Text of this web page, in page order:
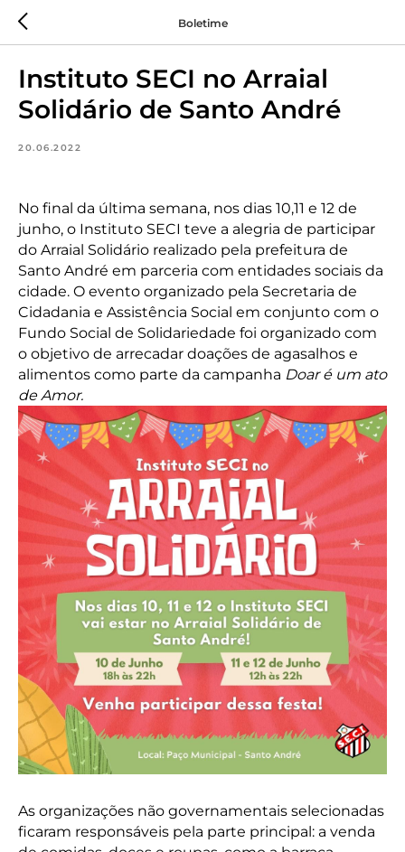
Boletime
Instituto SECI no Arraial
Solidário de Santo André
20.06.2022
No final da última semana, nos dias 10,11 e 12 de
junho, o Instituto SECI teve a alegria de participar
do Arraial Solidário realizado pela prefeitura de
Santo André em parceria com entidades sociais da
cidade. O evento organizado pela Secretaria de
Cidadania e Assistência Social em conjunto com o
Fundo Social de Solidariedade foi organizado com
o objetivo de arrecadar doações de agasalhos e
alimentos como parte da campanha Doar é um ato
de Amor.
As organizações não governamentais selecionadas
ficaram responsáveis pela parte principal: a venda